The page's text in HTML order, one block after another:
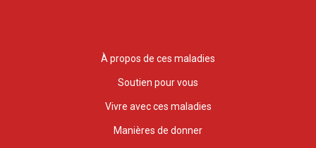
À propos de ces maladies
Soutien pour vous
Vivre avec ces maladies
Manières de donner